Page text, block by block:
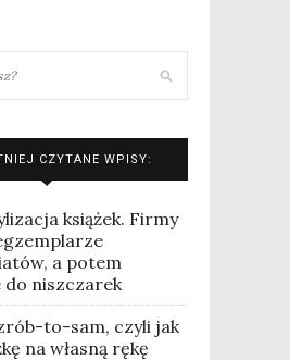
CZYTANE WPISY:
książek. Firmy
a potem
niszczarek
to-sam, czyli jak
na własną rękę